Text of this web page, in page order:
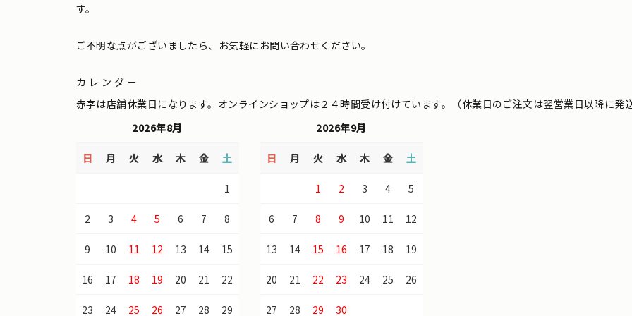
す。
ご不明な点がございましたら、お気軽にお問い合わせください。
カレンダー
赤字は店舗休業日になります。オンラインショップは２４時間受け付けています。（休業日のご注文は翌営業日以降に発
2026年8月
日 月 火 水 木 金 土
1
2 3 4 5 6 7 8
9 10 11 12 13 14 15
16 17 18 19 20 21 22
23 24 25 26 27 28 29
2026年9月
日 月 火 水 木 金 土
1 2 3 4 5
6 7 8 9 10 11 12
13 14 15 16 17 18 19
20 21 22 23 24 25 26
27 28 29 30